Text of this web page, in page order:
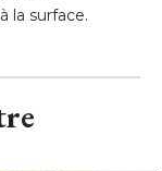
la surface.